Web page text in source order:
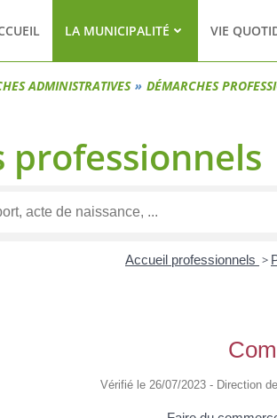
LA MUNICIPALITÉ VIE
ADMINISTRATIVES DÉMARCHES
professionnels
Accueil professionnels >
Vérifié le 26/07/2023 - Direction